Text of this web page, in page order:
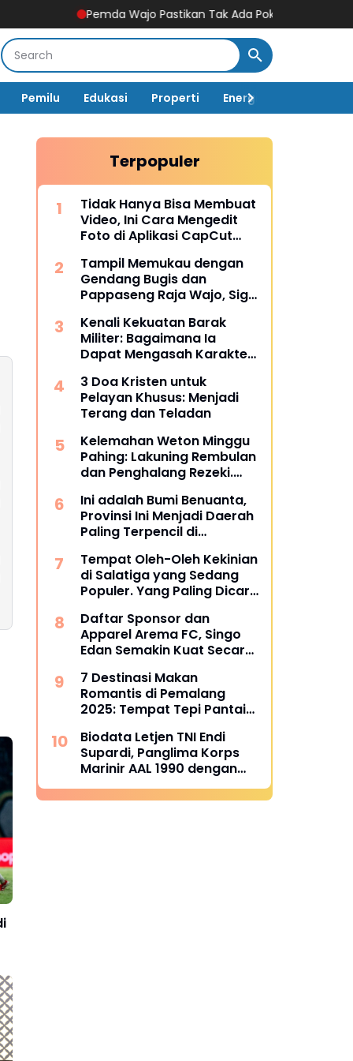
Pemda Wajo Pastikan Tak Ada Pokok Pikiran DPRD di Dinas
Pemilu Edukasi Properti Energi
Terpopuler
Tidak Hanya Bisa Membuat
Video, Ini Cara Mengedit
Foto di Aplikasi CapCut
fiturnya
Tampil Memukau dengan
Gendang Bugis dan
Pappaseng Raja Wajo, Sigit
2 Talent Show
Kenali Kekuatan Barak
Militer: Bagaimana Ia
Dapat Mengasah Karakter
3 Doa Kristen untuk
Pelayan Khusus: Menjadi
Terang dan Teladan
Kelemahan Weton Minggu
Pahing: Lakuning Rembulan
dan Penghalang Rezeki.
Ini adalah Bumi Benuanta,
Provinsi Ini Menjadi Daerah
Paling Terpencil di
dan Papua Barat
Tempat Oleh-Oleh Kekinian
di Salatiga yang Sedang
Populer. Yang Paling Dicari
Daftar Sponsor dan
Apparel Arema FC, Singo
Edan Semakin Kuat Secara
Kencang di Super League
2025
7 Destinasi Makan
Romantis di Pemalang
2025: Tempat Tepi Pantai
Engagement
Biodata Letjen TNI Endi
Supardi, Panglima Korps
Marinir AAL 1990 dengan
Berbagai Tanda Jasa